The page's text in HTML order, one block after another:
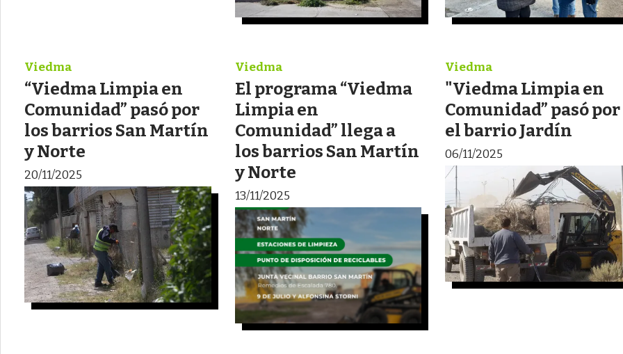
“Viedma Limpia en
Comunidad” pasó por
los barrios San Martín
y Norte
Viedma
20/11/2025
El programa “Viedma
Limpia en
Comunidad” llega a
los barrios San Martín
y Norte
Viedma
13/11/2025
"Viedma Limpia en
Comunidad” pasó por
el barrio Jardín
Viedma
06/11/2025